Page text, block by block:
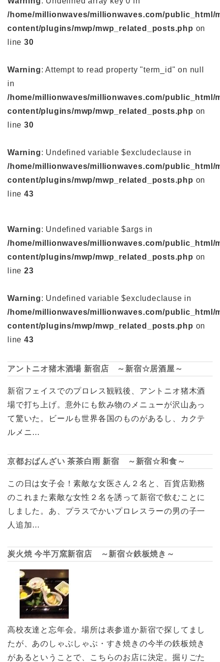
/home/millionwaves/millionwaves.com/public_html/
content/plugins/mwp/mwp_related_posts.php on
line 30
Warning: Attempt to read property "term_id" on null
in
/home/millionwaves/millionwaves.com/public_html/
content/plugins/mwp/mwp_related_posts.php on
line 30
Warning: Undefined variable $excludeclause in
/home/millionwaves/millionwaves.com/public_html/
content/plugins/mwp/mwp_related_posts.php on
line 43
Warning: Undefined variable $args in
/home/millionwaves/millionwaves.com/public_html/
content/plugins/mwp/mwp_related_posts.php on
line 23
Warning: Undefined variable $excludeclause in
/home/millionwaves/millionwaves.com/public_html/
content/plugins/mwp/mwp_related_posts.php on
line 43
アントニオ猪木酒場 新宿店 ～新宿☆居酒屋～
新宿フェイスでのプロレス観戦後、アントニオ猪木酒
場で打ち上げ。意外にも飲み物のメニューが沢山あっ
て驚いた。ビールも世界各国のものがあるし、カクテ
ルメニ…
京都おばんざい 茶茶白雨 新宿 ～新宿☆和食～
この日は女子会！素敵な女医さん２名と、百貨店勤務
のこれまた素敵な女性２名を誘って新宿で飲むことに
しました。あ、プラスでかいプロレスラーの男の子一
人追加…
炭火焼 今半万窯新宿店 ～新宿☆鉄板焼き～
高校友達と忘年会。場所は表参道か新宿で探してまし
たが、あのしゃぶしゃぶ・すき焼きの今半の鉄板焼き
があるということで、こちらのお店に決定。掘りごた